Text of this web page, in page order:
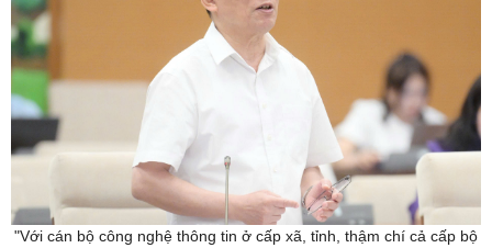
"Với cán bộ công nghệ thông tin ở cấp xã, tỉnh, thậm chí cả cấp bộ